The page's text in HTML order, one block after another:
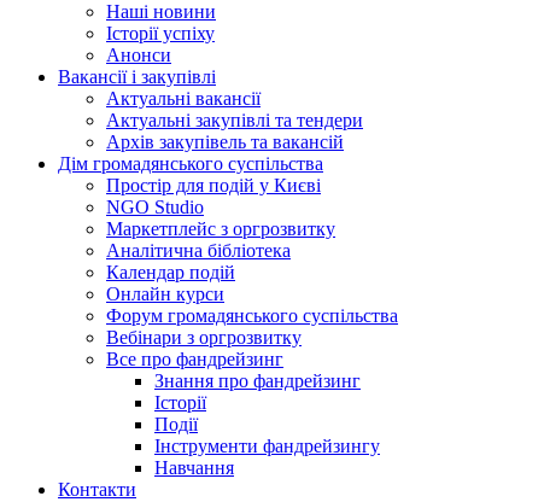
Наші новини
Історії успіху
Анонси
Вакансії і закупівлі
Актуальні вакансії
Актуальні закупівлі та тендери
Архів закупівель та вакансій
Дім громадянського суспільства
Простір для подій у Києві
NGO Studio
Маркетплейс з оргрозвитку
Аналітична бібліотека
Календар подій
Онлайн курси
Форум громадянського суспільства
Вебінари з оргрозвитку
Все про фандрейзинг
Знання про фандрейзинг
Історії
Події
Інструменти фандрейзингу
Навчання
Контакти